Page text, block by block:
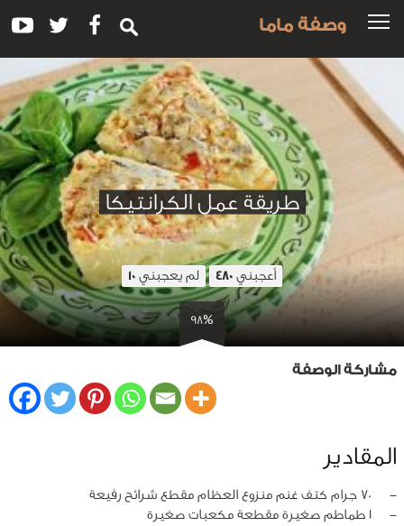
وصفة ماما
طريقة عمل الكرانتيكا
أعجبني 480 لم يعجبني 10
98%
مشاركة الوصفة
المقادير
‏-
70 جرام كتف غنم منزوع العظام مقطع شرائح رفيعة
‏-
1 طماطم صغيرة مقطعة مكعبات صغيرة